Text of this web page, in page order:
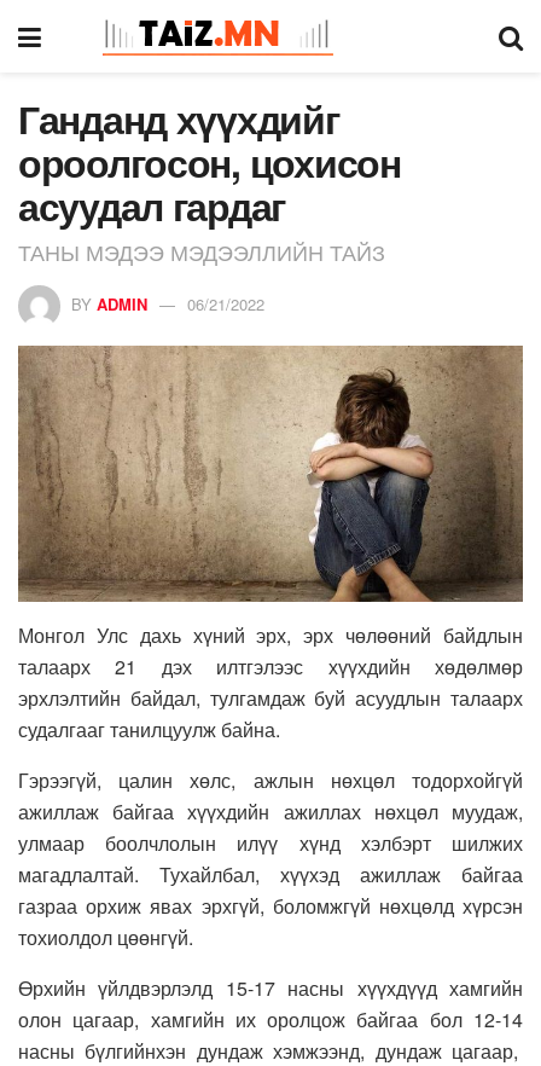
Ганданд хүүхдийг
ороолгосон, цохисон
асуудал гардаг
ТАНЫ МЭДЭЭ МЭДЭЭЛЛИЙН ТАЙЗ
BY ADMIN 06/21/2022
Монгол Улс дахь хүний эрх, эрх чөлөөний байдлын
талаарх 21 дэх илтгэлээс хүүхдийн хөдөлмөр
эрхлэлтийн байдал, тулгамдаж буй асуудлын талаарх
судалгааг танилцуулж байна.
Гэрээгүй, цалин хөлс, ажлын нөхцөл тодорхойгүй
ажиллаж байгаа хүүхдийн ажиллах нөхцөл муудаж,
улмаар боолчлолын илүү хүнд хэлбэрт шилжих
магадлалтай. Тухайлбал, хүүхэд ажиллаж байгаа
газраа орхиж явах эрхгүй, боломжгүй нөхцөлд хүрсэн
тохиолдол цөөнгүй.
Өрхийн үйлдвэрлэлд 15-17 насны хүүхдүүд хамгийн
олон цагаар, хамгийн их оролцож байгаа бол 12-14
насны бүлгийнхэн дундаж хэмжээнд, дундаж цагаар,